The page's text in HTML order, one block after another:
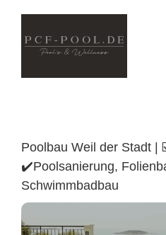
content
Poolbau Weil der Stadt |
✔️Poolsanierung,
Schwimmbadbau